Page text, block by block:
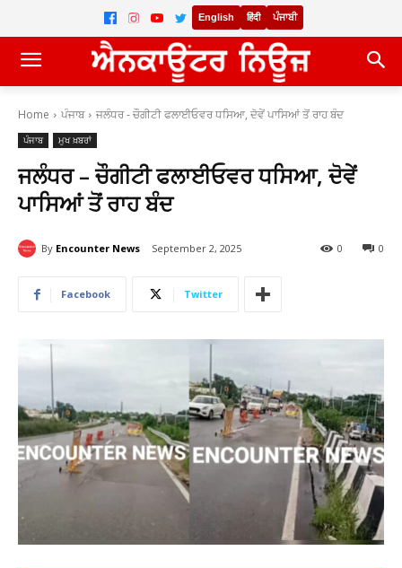
English हिंदी ਪੰਜਾਬੀ
Home ਪੰਜਾਬ ਜਲੰਧਰ - ਚੌਗੀਟੀ ਫਲਾਈਓਵਰ ਧਸਿਆ, ਦੋਵੇਂ ਪਾਸਿਆਂ ਤੋਂ ਰਾਹ ਬੰਦ
ਪੰਜਾਬ ਮੁਖ ਖ਼ਬਰਾਂ
ਜਲੰਧਰ – ਚੌਗੀਟੀ ਫਲਾਈਓਵਰ ਧਸਿਆ, ਦੋਵੇਂ
ਪਾਸਿਆਂ ਤੋਂ ਰਾਹ ਬੰਦ
By Encounter News September 2, 2025 0
0
Facebook Twitter